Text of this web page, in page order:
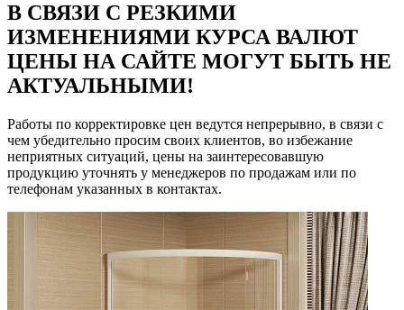
В СВЯЗИ С РЕЗКИМИ
ИЗМЕНЕНИЯМИ КУРСА ВАЛЮТ
ЦЕНЫ НА САЙТЕ МОГУТ БЫТЬ НЕ
АКТУАЛЬНЫМИ!
Работы по корректировке цен ведутся непрерывно, в связи с
чем убедительно просим своих клиентов, во избежание
неприятных ситуаций, цены на заинтересовавшую
продукцию уточнять у менеджеров по продажам или по
телефонам указанных в контактах.